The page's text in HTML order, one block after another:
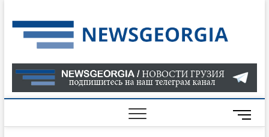
to
content
О
В
ГРУЗИИ
M
e